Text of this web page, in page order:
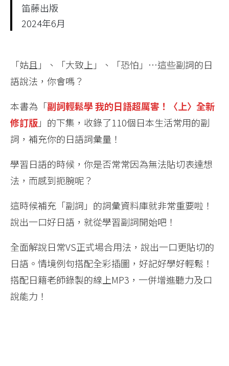
笛藤出版
2024年6月
「姑且」、「大致上」、「恐怕」…這些副詞的日
語說法，你會嗎？
本書為「副詞輕鬆學 我的日語超厲害！〈上〉全新
修訂版」的下集，收錄了110個日本生活常用的副
詞，補充你的日語詞彙量！
學習日語的時候，你是否常常因為無法貼切表達想
法，而感到扼腕呢？
這時候補充「副詞」的詞彙資料庫就非常重要啦！
說出一口好日語，就從學習副詞開始吧！
全面解說日常VS正式場合用法，說出一口更貼切的
日語。情境例句搭配全彩插圖，好記好學好輕鬆！
搭配日籍老師錄製的線上MP3，一併增進聽力及口
說能力！